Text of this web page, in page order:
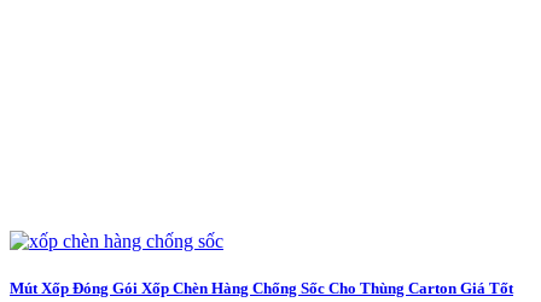
Mút Xốp Đóng Gói Xốp Chèn Hàng Chống Sốc Cho Thùng Carton Giá Tốt